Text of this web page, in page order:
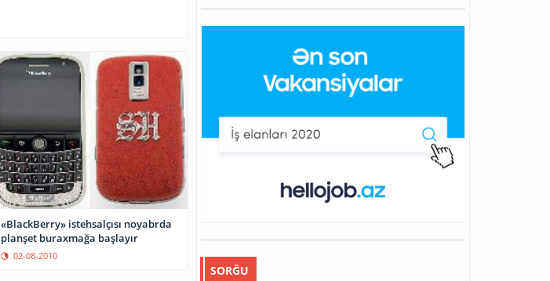
«BlackBerry» istehsalçısı noyabrda
planşet buraxmağa başlayır
02-08-2010
SORĞU